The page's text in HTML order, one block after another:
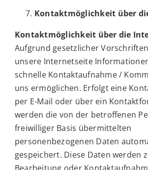
Kontaktmöglichkeit über
Kontaktmöglichkeit über die
Aufgrund gesetzlicher
unsere Internetseite
schnelle Kontaktaufnahme /
uns ermöglichen. Erfolgt eine
per E-Mail oder über ein
werden die von der betroffenen
freiwilliger Basis übermittelten
personenbezogenen Daten
gespeichert. Diese Daten werden